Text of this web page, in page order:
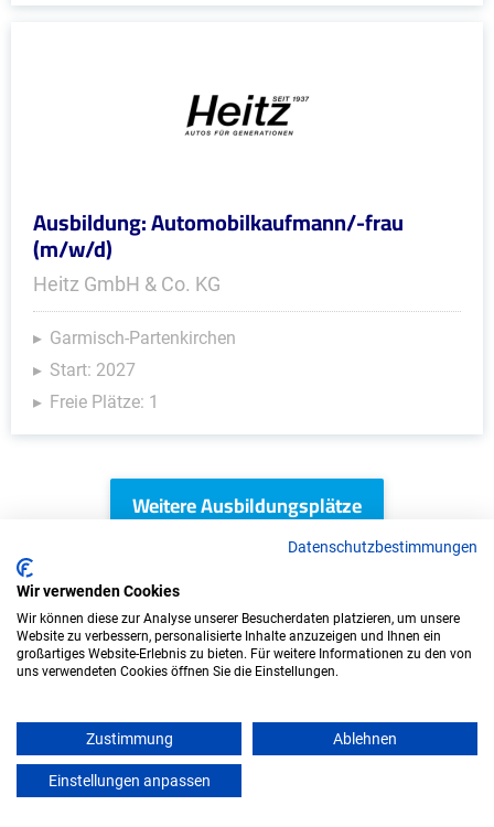
Ausbildung: Automobilkaufmann/-frau
(m/w/d)
Heitz GmbH & Co. KG
Garmisch-Partenkirchen
Start: 2027
Freie Plätze: 1
Weitere Ausbildungsplätze
Kinder & Soziales - Ausbildungsplätze
Datenschutzbestimmungen
Wir verwenden Cookies
Wir können diese zur Analyse unserer Besucherdaten platzieren, um unsere
Website zu verbessern, personalisierte Inhalte anzuzeigen und Ihnen ein
großartiges Website-Erlebnis zu bieten. Für weitere Informationen zu den von
uns verwendeten Cookies öffnen Sie die Einstellungen.
Zustimmung Ablehnen
Einstellungen anpassen